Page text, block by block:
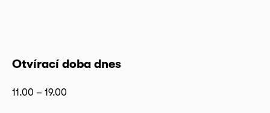
Otvírací doba dnes
11.00 – 19.00